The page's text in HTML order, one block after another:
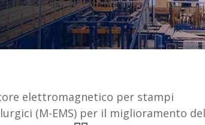
elettromagnetico per stampi
(M-EMS) per il miglioramento